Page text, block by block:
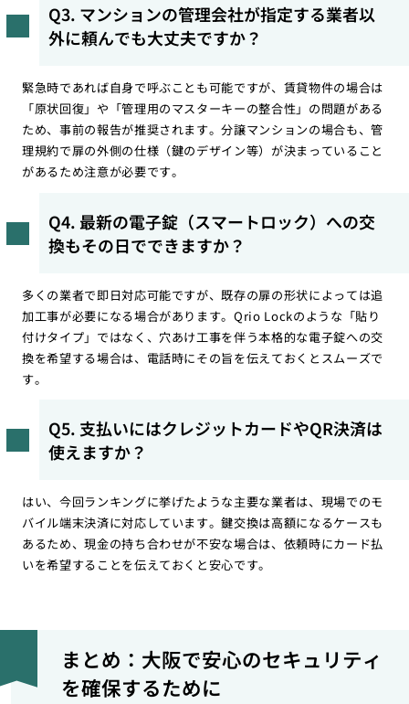
Q3. マンションの管理会社が指定する業者以
外に頼んでも大丈夫ですか？
緊急時であれば自身で呼ぶことも可能ですが、賃貸物件の場合は
「原状回復」や「管理用のマスターキーの整合性」の問題がある
ため、事前の報告が推奨されます。分譲マンションの場合も、管
理規約で扉の外側の仕様（鍵のデザイン等）が決まっていること
があるため注意が必要です。
Q4. 最新の電子錠（スマートロック）への交
換もその日でできますか？
多くの業者で即日対応可能ですが、既存の扉の形状によっては追
加工事が必要になる場合があります。Qrio Lockのような「貼り
付けタイプ」ではなく、穴あけ工事を伴う本格的な電子錠への交
換を希望する場合は、電話時にその旨を伝えておくとスムーズで
す。
Q5. 支払いにはクレジットカードやQR決済は
使えますか？
はい、今回ランキングに挙げたような主要な業者は、現場でのモ
バイル端末決済に対応しています。鍵交換は高額になるケースも
あるため、現金の持ち合わせが不安な場合は、依頼時にカード払
いを希望することを伝えておくと安心です。
まとめ：大阪で安心のセキュリティ
を確保するために